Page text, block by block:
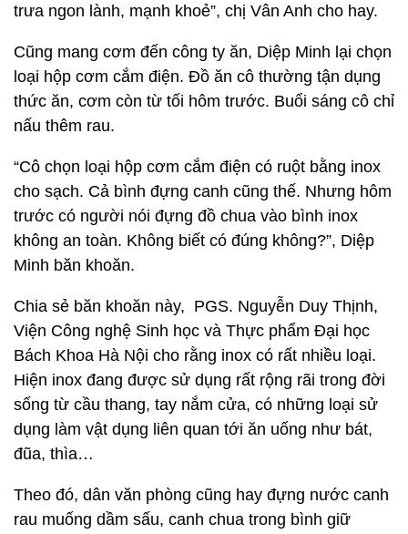
trưa ngon lành, mạnh khoẻ”, chị Vân Anh cho hay.
Cũng mang cơm đến công ty ăn, Diệp Minh lại chọn
loại hộp cơm cắm điện. Đồ ăn cô thường tận dụng
thức ăn, cơm còn từ tối hôm trước. Buổi sáng cô chỉ
nấu thêm rau.
“Cô chọn loại hộp cơm cắm điện có ruột bằng inox
cho sạch. Cả bình đựng canh cũng thế. Nhưng hôm
trước có người nói đựng đồ chua vào bình inox
không an toàn. Không biết có đúng không?”, Diệp
Minh băn khoăn.
Chia sẻ băn khoăn này, PGS. Nguyễn Duy Thịnh,
Viện Công nghệ Sinh học và Thực phẩm Đại học
Bách Khoa Hà Nội cho rằng inox có rất nhiều loại.
Hiện inox đang được sử dụng rất rộng rãi trong đời
sống từ cầu thang, tay nắm cửa, có những loại sử
dụng làm vật dụng liên quan tới ăn uống như bát,
đũa, thìa…
Theo đó, dân văn phòng cũng hay đựng nước canh
rau muống dầm sấu, canh chua trong bình giữ